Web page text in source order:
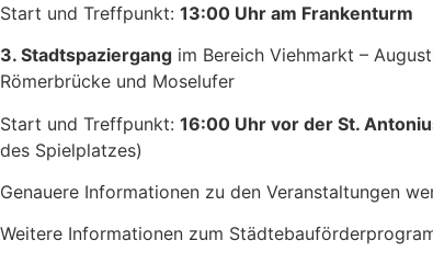
Start und Treffpunkt: 13:00 Uhr am Frankenturm
3. Stadtspaziergang im Bereich Viehmarkt –
Römerbrücke und Moselufer
Start und Treffpunkt: 16:00 Uhr vor der St.
des Spielplatzes)
Genauere Informationen zu den Veranstaltungen
Weitere Informationen zum